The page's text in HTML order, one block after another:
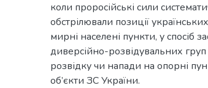
коли проросійські сили
обстрілювали позиції
мирні населені пункти, у спосіб
диверсійно-розвідувальних
розвідку чи напади на опорні
об’єкти ЗС України.